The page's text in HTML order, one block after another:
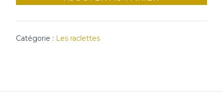
Catégorie : Les raclettes